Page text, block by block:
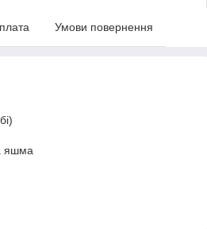
Умови повернення
яшма